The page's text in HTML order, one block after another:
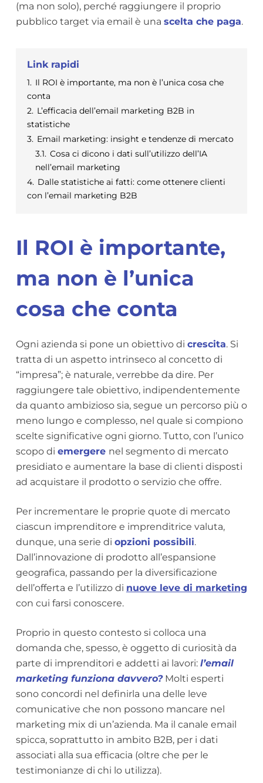
(ma non solo), perché raggiungere il proprio
pubblico target via email è una scelta che paga.
Link rapidi
1. Il ROI è importante, ma non è l’unica cosa che
conta
2. L’efficacia dell’email marketing B2B in
statistiche
3. Email marketing: insight e tendenze di mercato
3.1. Cosa ci dicono i dati sull’utilizzo dell’IA
nell’email marketing
4. Dalle statistiche ai fatti: come ottenere clienti
con l’email marketing B2B
Il ROI è importante,
ma non è l’unica
cosa che conta
Ogni azienda si pone un obiettivo di crescita. Si
tratta di un aspetto intrinseco al concetto di
“impresa”; è naturale, verrebbe da dire. Per
raggiungere tale obiettivo, indipendentemente
da quanto ambizioso sia, segue un percorso più o
meno lungo e complesso, nel quale si compiono
scelte significative ogni giorno. Tutto, con l’unico
scopo di emergere nel segmento di mercato
presidiato e aumentare la base di clienti disposti
ad acquistare il prodotto o servizio che offre.
Per incrementare le proprie quote di mercato
ciascun imprenditore e imprenditrice valuta,
dunque, una serie di opzioni possibili.
Dall’innovazione di prodotto all’espansione
geografica, passando per la diversificazione
dell’offerta e l’utilizzo di nuove leve di marketing
con cui farsi conoscere.
Proprio in questo contesto si colloca una
domanda che, spesso, è oggetto di curiosità da
parte di imprenditori e addetti ai lavori: l’email
marketing funziona davvero?Molti esperti
sono concordi nel definirla una delle leve
comunicative che non possono mancare nel
marketing mix di un’azienda. Ma il canale email
spicca, soprattutto in ambito B2B, per i dati
associati alla sua efficacia (oltre che per le
testimonianze di chi lo utilizza).